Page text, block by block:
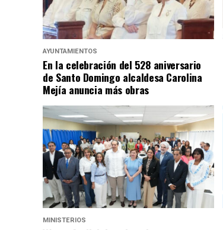
AYUNTAMIENTOS
En la celebración del 528 aniversario
de Santo Domingo alcaldesa Carolina
Mejía anuncia más obras
MINISTERIOS